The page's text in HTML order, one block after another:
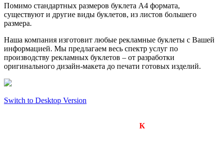
Помимо стандартных размеров буклета А4 формата,
существуют и другие виды буклетов, из листов большего
размера.
Наша компания изготовит любые рекламные буклеты с Вашей
информацией. Мы предлагаем весь спектр услуг по
производству рекламных буклетов – от разработки
оригинального дизайн-макета до печати готовых изделий.
Switch to Desktop Version
К